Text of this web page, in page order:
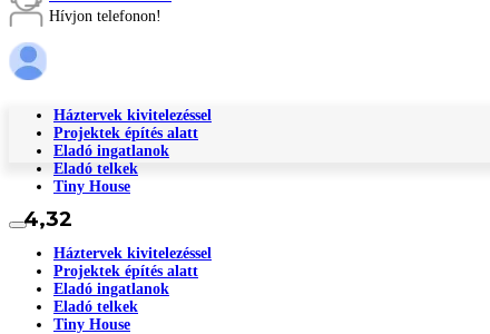
Hívjon telefonon!
Háztervek kivitelezéssel
Projektek építés alatt
Eladó ingatlanok
Eladó telkek
Tiny House
Háztervek kivitelezéssel
Projektek építés alatt
Eladó ingatlanok
Eladó telkek
Tiny House
4,32